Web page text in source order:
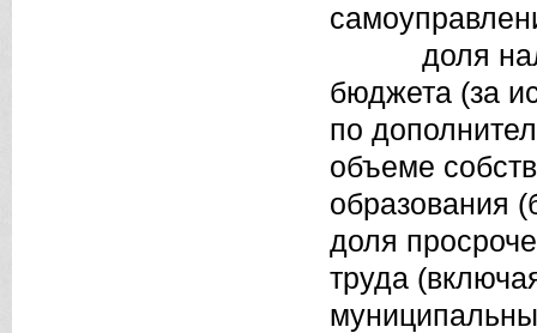
доля
бюджета (за
по
объеме
образования
доля
труда